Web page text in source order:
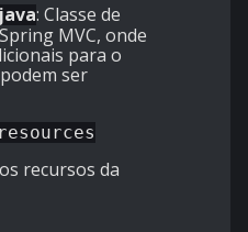
: Classe de
MVC, onde
para o
ser
recursos da